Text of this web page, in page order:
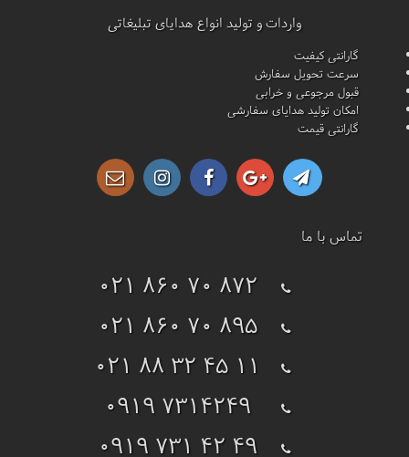
واردات و تولید انواع هدایای تبلیغاتی
گارانتی کیفیت
سرعت تحویل سفارش
قبول مرجوعی و خرابی
امکان تولید هدایای سفارشی
گارانتی قیمت
تماس با ما
021 860 70 872
021 860 70 895
021 88 32 45 11
0919 7314249
0919 731 42 49